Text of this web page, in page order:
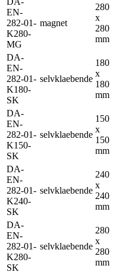
EN-
282-01-
K280-
MG
magnet
280
x
280
mm
DA-
EN-
282-01-
K180-
SK
selvklaebende
180
x
180
mm
DA-
EN-
282-01-
K150-
SK
selvklaebende
150
x
150
mm
DA-
EN-
282-01-
K240-
SK
selvklaebende
240
x
240
mm
DA-
EN-
282-01-
K280-
SK
selvklaebende
280
x
280
mm